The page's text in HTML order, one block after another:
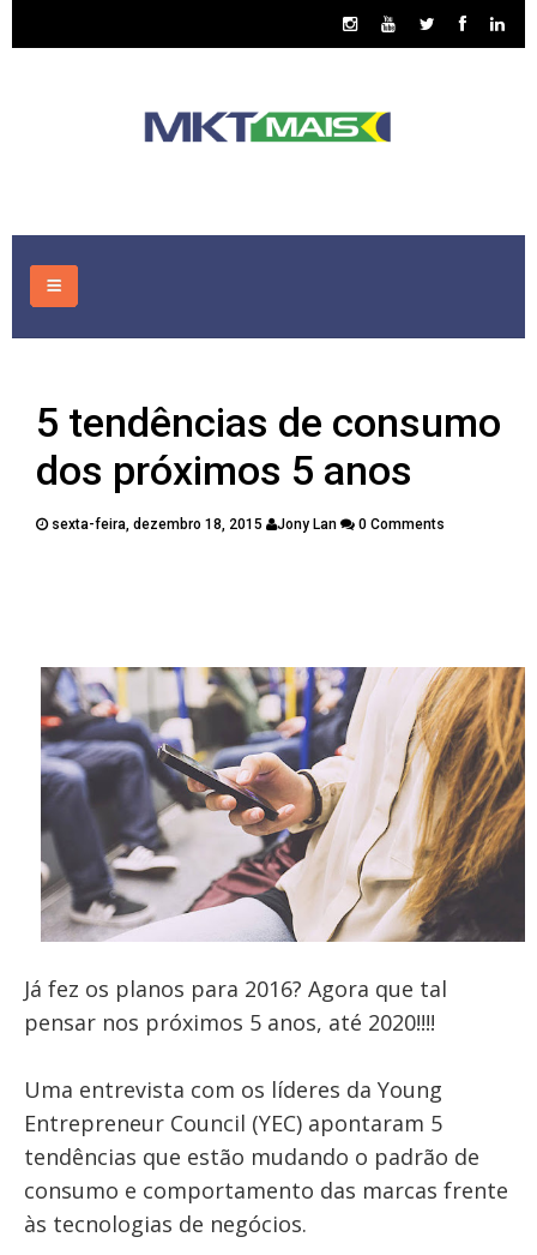
CONSULTORIA
ASSUNTOS
PUBLICAÇÕES
5 tendências de consumo
dos próximos 5 anos
sexta-feira, dezembro 18, 2015 Jony Lan 0 Comments
Já fez os planos para 2016? Agora que tal
pensar nos próximos 5 anos, até 2020!!!!
Uma entrevista com os líderes da Young
Entrepreneur Council (YEC) apontaram 5
tendências que estão mudando o padrão de
consumo e comportamento das marcas frente
às tecnologias de negócios.